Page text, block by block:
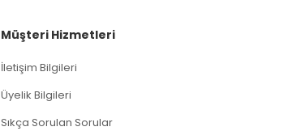
Müşteri Hizmetleri
İletişim Bilgileri
Üyelik Bilgileri
Sıkça Sorulan Sorular